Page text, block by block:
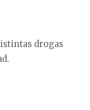
drogas